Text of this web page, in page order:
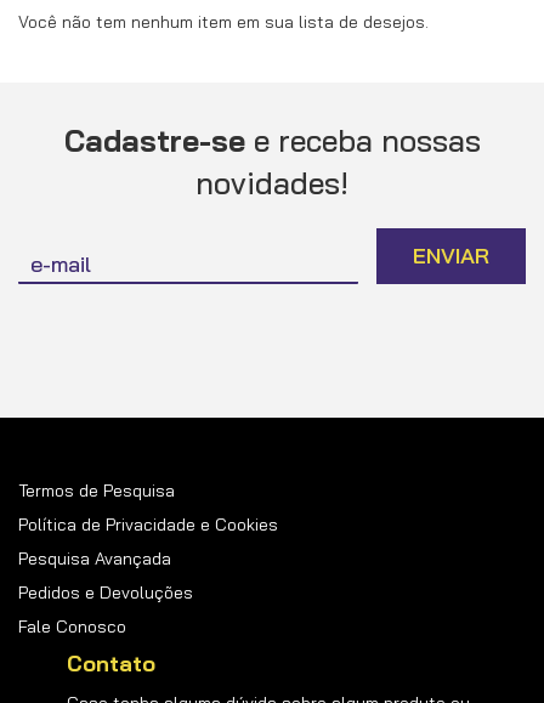
Você não tem nenhum item em sua lista de desejos.
Cadastre-see receba nossas
novidades!
se
na
ENVIAR
Termos de Pesquisa
Política de Privacidade e Cookies
Pesquisa Avançada
Pedidos e Devoluções
Fale Conosco
Contato